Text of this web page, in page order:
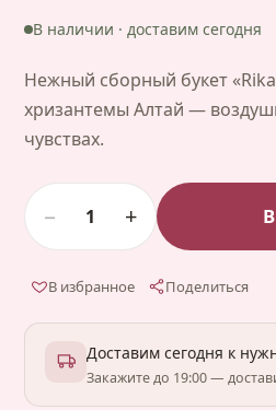
В наличии · доставим сегодня
Нежный сборный букет
хризантемы Алтай —
чувствах.
− 1 +
В избранное Поделиться
Доставим сегодня к
Закажите до 19:00 —